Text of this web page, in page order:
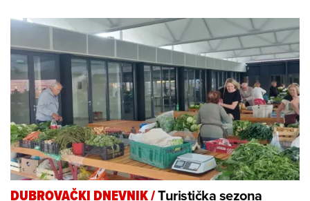
DUBROVAČKI DNEVNIK/Turistička sezona